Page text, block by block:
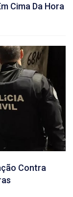
Cima Da Hora
Contra